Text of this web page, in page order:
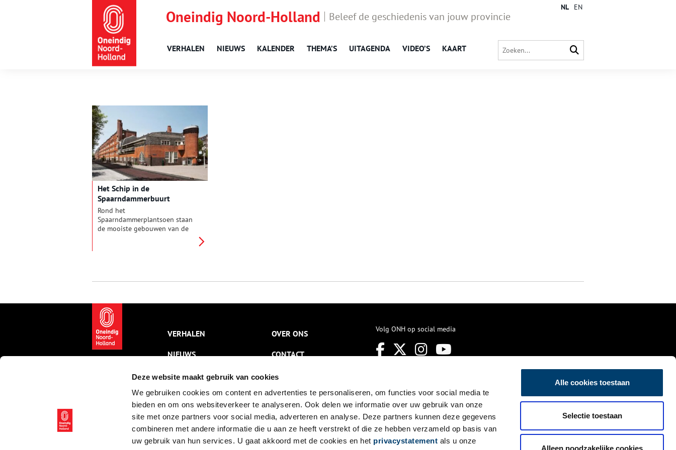
Deze website maakt gebruik van cookies
We gebruiken cookies om content en advertenties te personaliseren, om functies voor social media te
bieden en om ons websiteverkeer te analyseren. Ook delen we informatie over uw gebruik van onze
site met onze partners voor social media, adverteren en analyse. Deze partners kunnen deze gegevens
combineren met andere informatie die u aan ze heeft verstrekt of die ze hebben verzameld op basis van
uw gebruik van hun services. U gaat akkoord met de cookies en het privacystatement als u onze
Alle cookies toestaan
Selectie toestaan
Alleen noodzakelijke cookies
Oneindig Noord-Holland Beleef de geschiedenis van jouw provincie
VERHALEN NIEUWS KALENDER THEMA’S UITAGENDA VIDEO’S KAART
NL EN
Het Schip in de
Spaarndammerbuurt
Rond het
Spaarndammerplantsoen staan
de mooiste gebouwen van de
oranje blok staat bekend als
Amsterdamse School.
VERHALEN
NIEUWS
KALENDER
THEMA’S
ACTIVITEITEN
VIDEO’S
OVER ONS
CONTACT
NIEUWSBRIEF
DISCLAIMER
PRIVACY
TOEGANKELIJKHEID
Volg ONH op social media